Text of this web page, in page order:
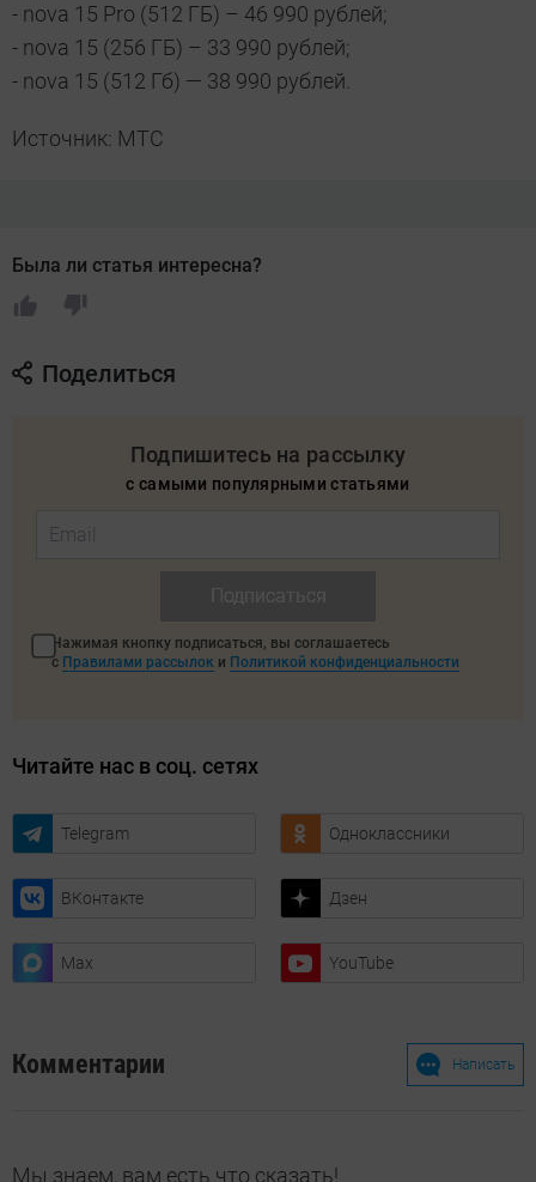
- nova 15 Pro (512 ГБ) – 46 990 рублей;
- nova 15 (256 ГБ) – 33 990 рублей;
- nova 15 (512 Гб) — 38 990 рублей.
Источник: МТС
Была ли статья интересна?
Поделиться
Подпишитесь на рассылку
с самыми популярными статьями
Нажимая кнопку подписаться, вы соглашаетесь
с Правилами рассылок и Политикой конфиденциальности
Читайте нас в соц. сетях
Telegram Одноклассники
ВКонтакте Дзен
Max YouTube
Комментарии Написать
Мы знаем, вам есть что сказать!